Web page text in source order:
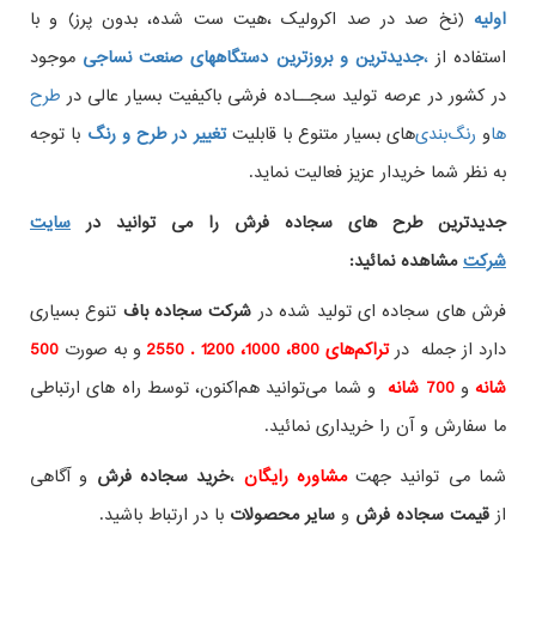
اولیه (نخ صد در صد اکرولیک ،هیت ست شده، بدون پرز) و با
استفاده ازجدیدترین و بروزترین دستگاههای صنعت نساجی،
موجود
در کشور در عرصه تولید سجــاده فرشی باکیفیت بسیار عالی درطرح
هاو های بسیار متنوع با قابلیتتغییر در طرح و رنگ با توجه
به نظر شما خریدار عزیز فعالیت نماید.
جدیدترین طرح های سجاده فرش را می توانید در سایت
شرکتمشاهده نمائید:
فرش های سجاده ای تولید شده درشرکت سجاده باف تنوع بسیاری
دارد از جمله درتراکم‌های 800، 1000، 1200 . 2550 و به صورت 500
شانه و700 شانه
و شما می‌توانید هم‌اکنون، توسط راه های ارتباطی
ما سفارش و آن را خریداری نمائید.
شما می توانید جهت مشاوره رایگان ،خرید سجاده فرش و آگاهی
ازقیمت سجاده فرش وسایر محصولات با در ارتباط باشید.